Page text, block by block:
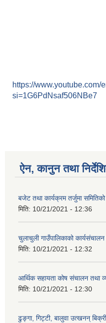
https://www.youtube.com/
si=1G6PdNsaf506NBe7
ऐन, कानुन तथा
बजेट तथा कार्यक्रम तर्जुमा
मिति: 10/21/2021 - 12:36
चुलाचुली गाउँपालिकाको कार्यसंचालन
मिति: 10/21/2021 - 12:32
आर्थिक सहायता कोष संचालन तथा
मिति: 10/21/2021 - 12:30
ढुङ्गा, गिट्टी, बालुवा उत्खनन्